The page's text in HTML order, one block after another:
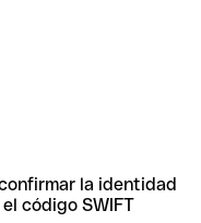
la identidad
código SWIFT